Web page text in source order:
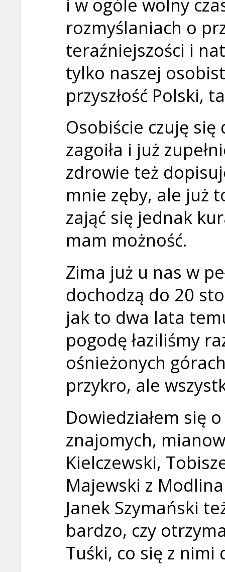
rozmyślaniach o
teraźniejszości i
tylko naszej
przyszłość Polski,
Osobiście czuję
zagoiła i już
zdrowie też
mnie zęby, ale już
zająć się jednak
mam możność.
Zima już u nas w
dochodzą do 20
jak to dwa lata
pogodę łaziliśmy
ośnieżonych
przykro, ale
Dowiedziałem się
znajomych,
Kielczewski,
Majewski z
Janek Szymański
bardzo, czy
Tuśki, co się z nimi